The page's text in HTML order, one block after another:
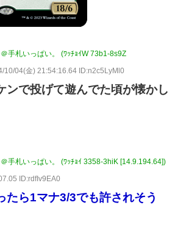
手札いっぱい。 (ﾜｯﾁｮｲW 73b1-8s9Z
10/04(金) 21:54:16.64 ID:n2c5LyMl0
ンで投げて遊んでた頃が懐かし
手札いっぱい。 (ﾜｯﾁｮｲ 3358-3hiK [14.9.194.64])
ID:rdfIv9EA0
たら1マナ3/3でも許されそう